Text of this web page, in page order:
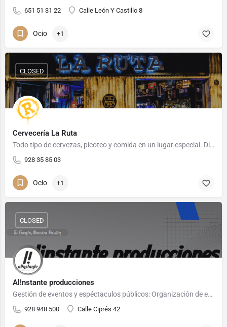
651 51 31 22 Calle León Y Castillo 8
Ocio +1
Cervecería La Ruta
Todo tipo de cervezas, picoteo y comida en un lugar especial. Disfruta de los mejores atardeceres en…
928 35 85 03
CLOSED
Ocio +1
Al!nstante producciones
Gestión de eventos y espéctaculos públicos: Organización de eventos, gestión de permisos, campaña de difusión…
928 948 500 Calle Ciprés 42
CLOSED